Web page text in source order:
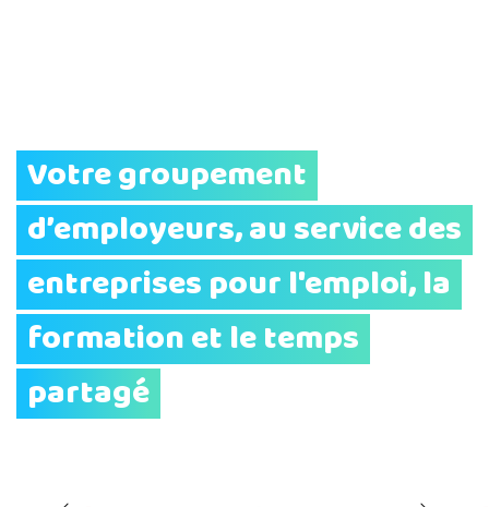
Votre groupement
d’employeurs, au service des
entreprises pour l'emploi, la
formation et le temps
partagé